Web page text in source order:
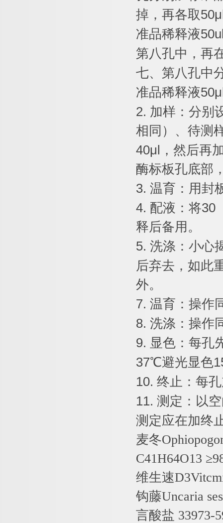
掉，再各取
准品稀释液
第八孔中，再
七、第八孔中
准品稀释液
2. 加样：分别
相同）、待测
40μl
，然后再
酶标板孔底部
3. 温育：用封
4. 配液：将30
释后备用。
5. 洗涤：小心
后弃去，如此
外。
7. 温育：操作
8. 洗涤：操作
9. 显色：每孔
37℃避光显色
10. 终止：每
11. 测定：以
测定应在加终
麦冬
C41H64O13 ≥
维生速
钩藤Uncaria
言酸盐 33973-